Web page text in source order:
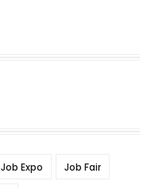
Job Expo Job Fair